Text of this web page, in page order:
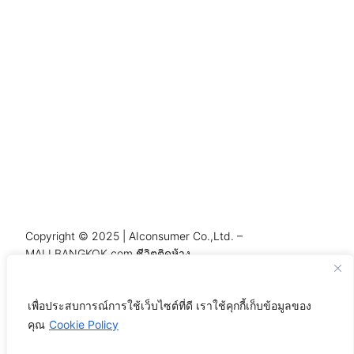
เพื่อประสบการณ์การใช้เว็บไซต์ที่ดี เราใช้คุกกี้เก็บข้อมูลของ
คุณ Cookie Policy
Copyright © 2025 | AIconsumer Co.,Ltd. –
MALLBANGKOK.com ชีวิตติดห้าง